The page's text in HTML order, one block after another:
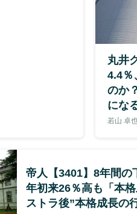
丸井
4.4％
のか
にな
若山 卓
帝人【3401】8年間の
年初来26％高も「本
ストラ後”本格成長の